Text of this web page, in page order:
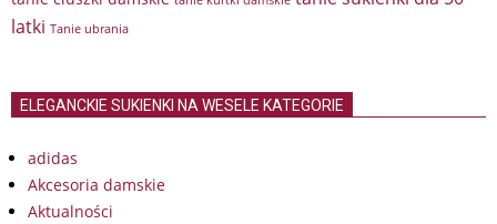
latki Tanie ubrania
ELEGANCKIE SUKIENKI NA WESELE KATEGORIE
adidas
Akcesoria damskie
Aktualności